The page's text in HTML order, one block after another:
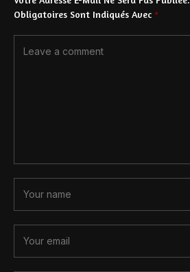
Obligatoires Sont Indiqués Avec *